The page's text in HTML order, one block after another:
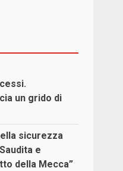
un grido di
sicurezza
e
della Mecca”